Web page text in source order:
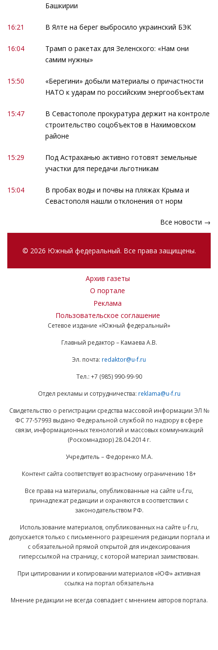
Башкирии
16:21 В Ялте на берег выбросило украинский БЭК
16:04
Трамп о ракетах для Зеленского: «Нам они
самим нужны»
15:50
«Берегини» добыли материалы о причастности
НАТО к ударам по российским энергообъектам
15:47
В Севастополе прокуратура держит на контроле
строительство соцобъектов в Нахимовском
районе
15:29
Под Астраханью активно готовят земельные
участки для передачи льготникам
15:04
В пробах воды и почвы на пляжах Крыма и
Севастополя нашли отклонения от норм
Все новости →
© 2026 Южный федеральный. Все права защищены.
Архив газеты
О портале
Реклама
Пользовательское соглашение
Сетевое издание «Южный федеральный»
Главный редактор – Камаева А.В.
Эл. почта: redaktor@u-f.ru
Тел.: +7 (985) 990-99-90
Отдел рекламы и сотрудничества: reklama@u-f.ru
Свидетельство о регистрации средства массовой информации ЭЛ №
ФС 77-57993 выдано Федеральной службой по надзору в сфере
связи, информационных технологий и массовых коммуникаций
(Роскомнадзор) 28.04.2014 г.
Учредитель – Федоренко М.А.
Контент сайта соответствует возрастному ограничению 18+
Все права на материалы, опубликованные на сайте u-f.ru,
принадлежат редакции и охраняются в соответствии с
законодательством РФ.
Использование материалов, опубликованных на сайте u-f.ru,
допускается только с письменного разрешения редакции портала и
с обязательной прямой открытой для индексирования
гиперссылкой на страницу, с которой материал заимствован.
При цитировании и копировании материалов «ЮФ» активная
ссылка на портал обязательна
Мнение редакции не всегда совпадает с мнением авторов портала.